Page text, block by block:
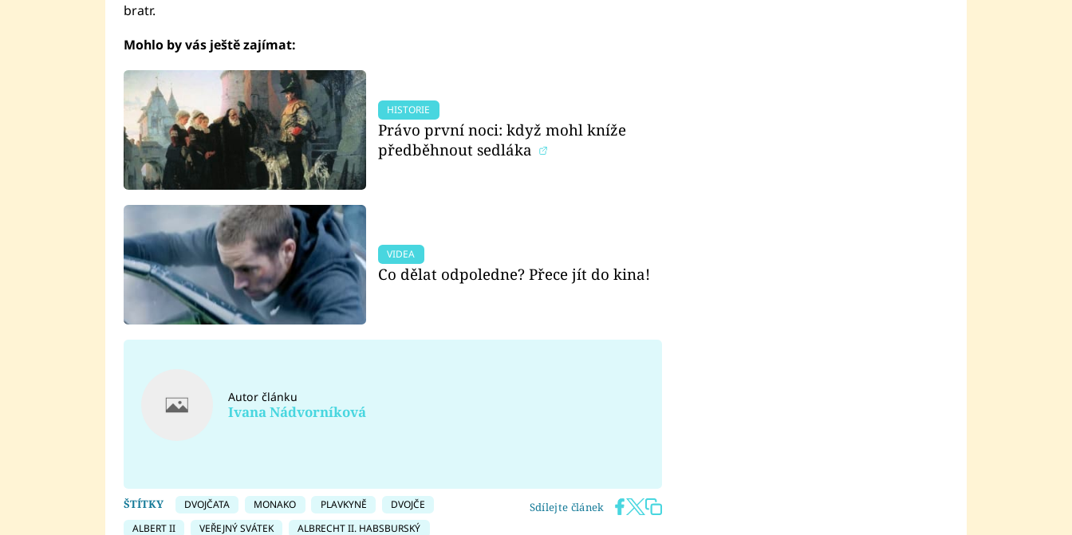
bratr.
Mohlo by vás ještě zajímat:
HISTORIE
Právo první noci: když mohl kníže
předběhnout sedláka
VIDEA
Co dělat odpoledne? Přece jít do kina!
Autor článku
Ivana Nádvorníková
Sdílejte článek
ŠTÍTKY DVOJČATA MONAKO PLAVKYNĚ
DVOJČE
ALBERT II
VEŘEJNÝ SVÁTEK ALBRECHT II. HABSBURSKÝ